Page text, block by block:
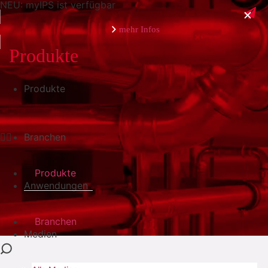
NEU: myIPS ist verfügbar
mehr Infos
schließen
Produkte
Branchen
Anwendungen
Medien
Produkte
Branchen
Produkte